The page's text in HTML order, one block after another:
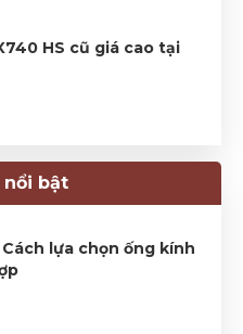
HS cũ giá cao tại
bật
lựa chọn ống kính